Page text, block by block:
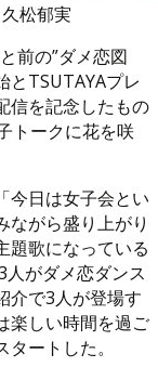
松郁実
前の”ダメ恋図
とTSUTAYAプレ
信を記念したもの
トークに花を咲
今日は女子会とい
ながら盛り上がり
題歌になっている
人がダメ恋ダンス
介で3人が登場す
楽しい時間を過ご
ートした。